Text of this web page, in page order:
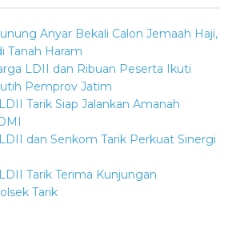
Anyar Bekali Calon Jemaah Haji,
Tanah Haram
LDII dan Ribuan Peserta Ikuti
Pemprov Jatim
LDII Tarik Siap Jalankan Amanah
LDII dan Senkom Tarik Perkuat Sinergi
LDII Tarik Terima Kunjungan
Tarik